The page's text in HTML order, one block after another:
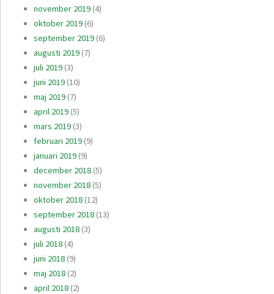
november 2019(4)
oktober 2019(6)
september 2019(6)
augusti 2019(7)
juli 2019(3)
juni 2019(10)
maj 2019(7)
april 2019(5)
mars 2019(3)
februari 2019(9)
januari 2019(9)
december 2018(5)
november 2018(5)
oktober 2018(12)
september 2018(13)
augusti 2018(3)
juli 2018(4)
juni 2018(9)
maj 2018(2)
april 2018(2)